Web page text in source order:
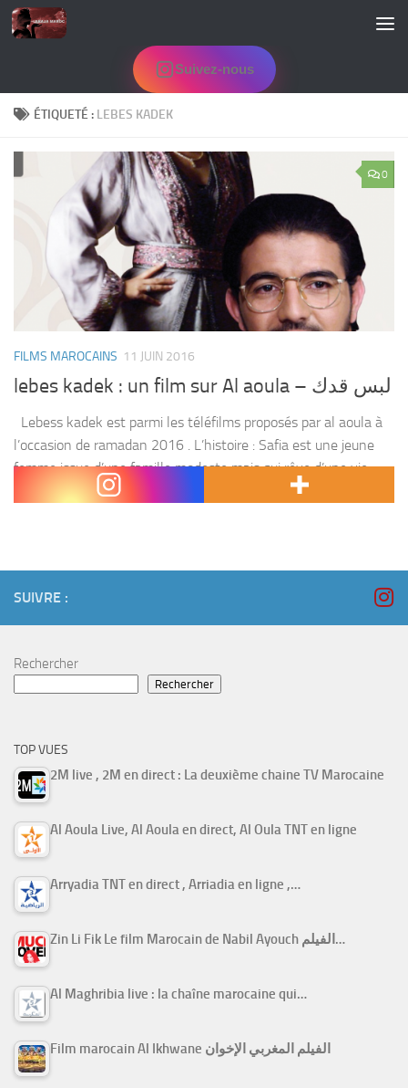
Skip to content
Suivez-nous
ÉTIQUETÉ : LEBES KADEK
0
FILMS MAROCAINS 11 JUIN 2016
lebes kadek : un film sur Al aoula – لبس قدك
Lebess kadek est parmi les téléfilms proposés par al aoula à
l’occasion de ramadan 2016 . L’histoire : Safia est une jeune
femme issue d’une famille modeste mais qui rêve d’une vie
ostentatoire...
SUIVRE :
Rechercher
Rechercher
TOP VUES
2M live , 2M en direct : La deuxième chaine TV Marocaine
Al Aoula Live, Al Aoula en direct, Al Oula TNT en ligne
Arryadia TNT en direct , Arriadia en ligne ,…
Zin Li Fik Le film Marocain de Nabil Ayouch الفيلم…
Al Maghribia live : la chaîne marocaine qui…
Film marocain Al Ikhwane الفيلم المغربي الإخوان